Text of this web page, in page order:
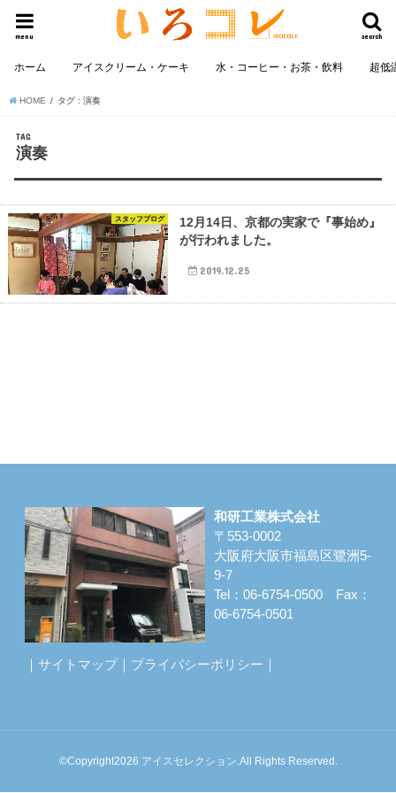
search
menu
ホーム アイスクリーム・ケーキ 水・コーヒー・お茶・飲料 超低
HOME タグ : 演奏
TAG
演奏
スタッフブログ
12月14日、京都の実家で『事始め』
が行われました。
2019.12.25
和研工業株式会社
〒553-0002
大阪府大阪市福島区鷺洲5-
9-7
Tel：06-6754-0500 Fax：
06-6754-0501
｜ サイトマップ｜ プライバシーポリシー ｜
©Copyright2026 アイスセレクション .All Rights Reserved.